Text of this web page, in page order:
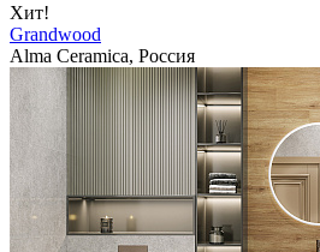
Хит!
Grandwood
Alma Ceramica, Россия